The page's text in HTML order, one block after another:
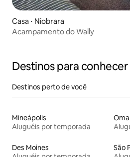
Casa ⋅ Niobrara
Acampamento do Wally
Destinos para conhecer
Destinos perto de você
Mineápolis
Aluguéis por temporada
Des Moines
São